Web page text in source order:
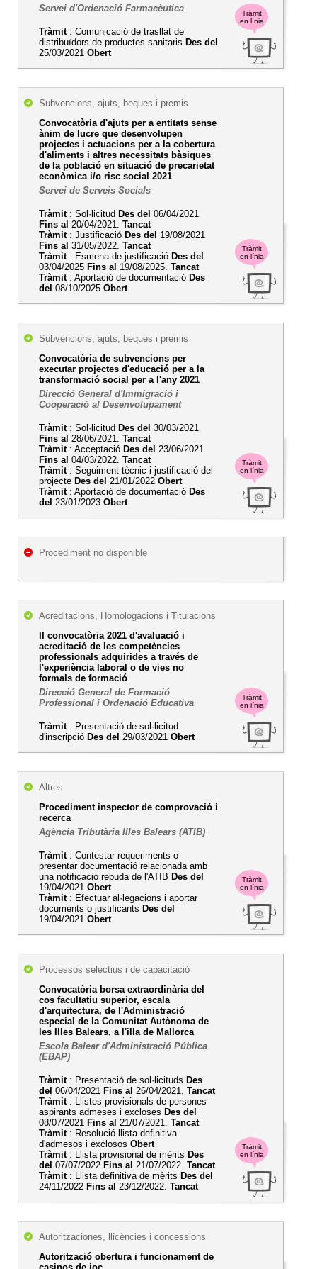
Tràmit
en línia
Servei d'Ordenació Farmacèutica
Tràmit: Comunicació de trasllat de
distribuïdors de productes sanitaris Des del
25/03/2021 Obert
Tràmit
en línia
Subvencions, ajuts, beques i premis
Convocatòria d'ajuts per a entitats sense
ànim de lucre que desenvolupen
projectes i actuacions per a la cobertura
d'aliments i altres necessitats bàsiques
de la població en situació de precarietat
econòmica i/o risc social 2021
Servei de Serveis Socials
Tràmit: Sol·licitud Des del 06/04/2021
Fins al 20/04/2021. Tancat
Tràmit: Justificació Des del 19/08/2021
Fins al 31/05/2022. Tancat
Tràmit: Esmena de justificació Des del
03/04/2025 Fins al 19/08/2025. Tancat
Tràmit: Aportació de documentació Des
del 08/10/2025 Obert
Tràmit
en línia
Subvencions, ajuts, beques i premis
Convocatòria de subvencions per
executar projectes d'educació per a la
transformació social per a l'any 2021
Direcció General d'Immigració i
Cooperació al Desenvolupament
Tràmit: Sol·licitud Des del 30/03/2021
Fins al 28/06/2021. Tancat
Tràmit: Acceptació Des del 23/06/2021
Fins al 04/03/2022. Tancat
Tràmit: Seguiment tècnic i justificació del
projecte Des del 21/01/2022 Obert
Tràmit: Aportació de documentació Des
del 23/01/2023 Obert
Procediment no disponible
Tràmit
en línia
Acreditacions, Homologacions i Titulacions
II convocatòria 2021 d'avaluació i
acreditació de les competències
professionals adquirides a través de
l'experiència laboral o de vies no
formals de formació
Direcció General de Formació
Professional i Ordenació Educativa
Tràmit: Presentació de sol·licitud
d'inscripció Des del 29/03/2021 Obert
Tràmit
en línia
Altres
Procediment inspector de comprovació i
recerca
Agència Tributària Illes Balears (ATIB)
Tràmit: Contestar requeriments o
presentar documentació relacionada amb
una notificació rebuda de l'ATIB Des del
19/04/2021 Obert
Tràmit: Efectuar al·legacions i aportar
documents o justificants Des del
19/04/2021 Obert
Tràmit
en línia
Processos selectius i de capacitació
Convocatòria borsa extraordinària del
cos facultatiu superior, escala
d'arquitectura, de l'Administració
especial de la Comunitat Autònoma de
les Illes Balears, a l'illa de Mallorca
Escola Balear d'Administració Pública
(EBAP)
Tràmit: Presentació de sol·licituds Des
del 06/04/2021 Fins al 26/04/2021. Tancat
Tràmit: Llistes provisionals de persones
aspirants admeses i excloses Des del
08/07/2021 Fins al 21/07/2021. Tancat
Tràmit: Resolució llista definitiva
d'admesos i exclosos Obert
Tràmit: Llista provisional de mèrits Des
del 07/07/2022 Fins al 21/07/2022. Tancat
Tràmit: Llista definitiva de mèrits Des del
24/11/2022 Fins al 23/12/2022. Tancat
Autoritzaciones, llicències i concessions
Autorització obertura i funcionament de